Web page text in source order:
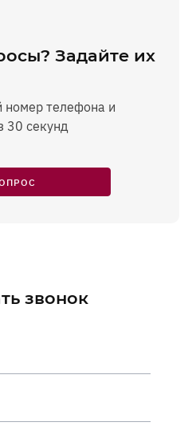
Задайте их
номер телефона и
30 секунд
звонок